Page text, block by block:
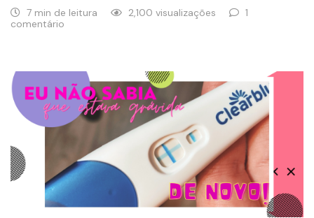
7 min de leitura 2,100 visualizações
1
comentário